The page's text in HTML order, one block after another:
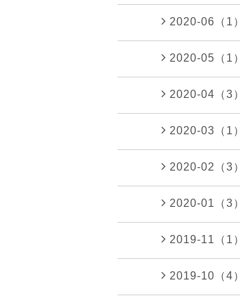
2020-06（1）
2020-05（1）
2020-04（3）
2020-03（1）
2020-02（3）
2020-01（3）
2019-11（1）
2019-10（4）